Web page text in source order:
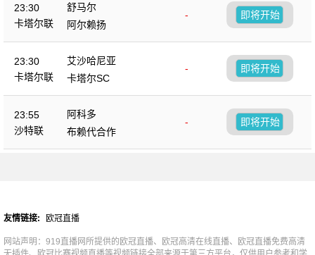
23:30
卡塔尔联
舒马尔
-
阿尔赖扬
即将开始
23:30
卡塔尔联
艾沙哈尼亚
-
卡塔尔SC
即将开始
23:55
沙特联
阿科多
-
布赖代合作
即将开始
友情链接: 欧冠直播
网站声明：919直播网所提供的欧冠直播、欧冠高清在线直播、欧冠直播免费高清